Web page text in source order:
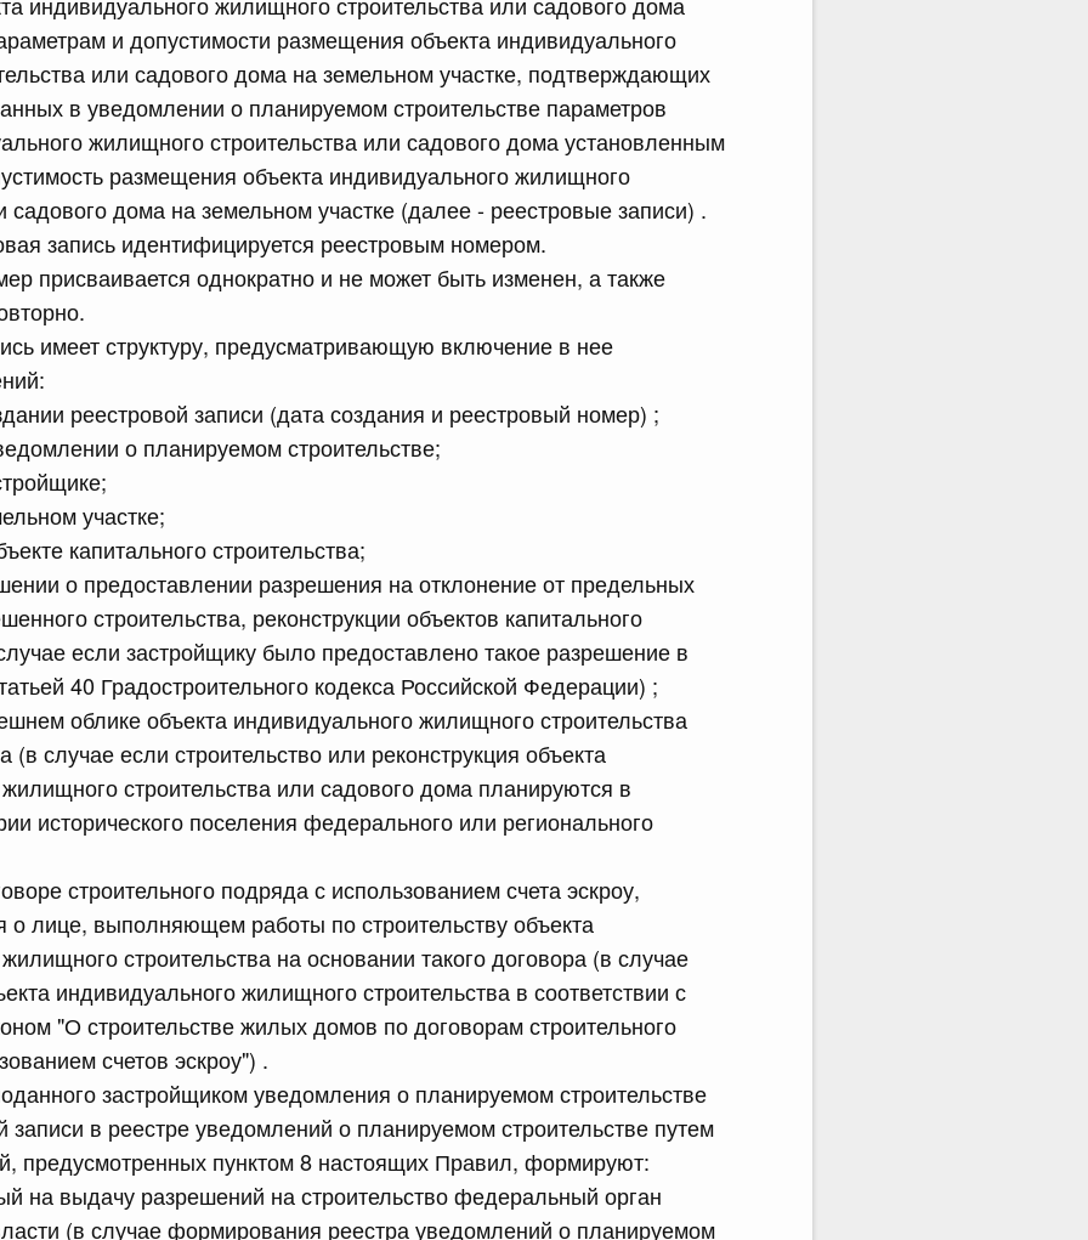
и допустимости размещения объекта индивидуального
или садового дома на земельном участке, подтверждающих
в уведомлении о планируемом строительстве параметров
жилищного строительства или садового дома установленным
размещения объекта индивидуального жилищного
садового дома на земельном участке (далее - реестровые записи) .
запись идентифицируется реестровым номером.
присваивается однократно и не может быть изменен, а также
имеет структуру, предусматривающую включение в нее
реестровой записи (дата создания и реестровый номер) ;
о планируемом строительстве;
участке;
капитального строительства;
о предоставлении разрешения на отклонение от предельных
строительства, реконструкции объектов капитального
если застройщику было предоставлено такое разрешение в
40 Градостроительного кодекса Российской Федерации) ;
облике объекта индивидуального жилищного строительства
(в случае если строительство или реконструкция объекта
строительства или садового дома планируются в
исторического поселения федерального или регионального
строительного подряда с использованием счета эскроу,
о лице, выполняющем работы по строительству объекта
строительства на основании такого договора (в случае
индивидуального жилищного строительства в соответствии с
"О строительстве жилых домов по договорам строительного
счетов эскроу") .
застройщиком уведомления о планируемом строительстве
записи в реестре уведомлений о планируемом строительстве путем
предусмотренных пунктом 8 настоящих Правил, формируют:
на выдачу разрешений на строительство федеральный орган
(в случае формирования реестра уведомлений о планируемом
Российской Федерации от 30 сентября
Федерации от 21.07.2026 г. № 919
Российской Федерации от 12 марта 2022 г.
понедельник
Федерации от 20.07.2026 г. № 915
Российской Федерации от 1 декабря 2021
июля, суббота
Федерации от 18.07.2026 г. № 906
Российской Федерации от 27 апреля 2024
Федерации от 18.07.2026 г. № 904
Федерации от 18.07.2026 г. № 909
Российской Федерации от 17 февраля
Федерации от 18.07.2026 г. № 908
(территориального органа), предоставившей
деятельности, о заключении договора на
сыскных услуг
Федерации от 18.07.2026 г. № 910
Российской Федерации
1